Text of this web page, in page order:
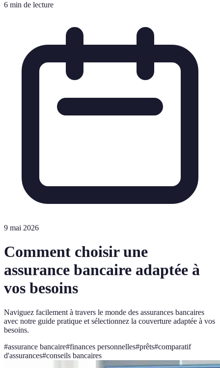
6 min de lecture
9 mai 2026
Comment choisir une
assurance bancaire adaptée à
vos besoins
Naviguez facilement à travers le monde des assurances bancaires
avec notre guide pratique et sélectionnez la couverture adaptée à vos
besoins.
#assurance bancaire#finances personnelles#prêts#comparatif
d'assurances#conseils bancaires